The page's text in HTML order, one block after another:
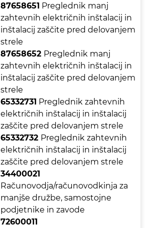
87658651 Preglednik manj
zahtevnih električnih inštalacij in
inštalacij zaščite pred delovanjem
strele
87658652 Preglednik manj
zahtevnih električnih inštalacij in
inštalacij zaščite pred delovanjem
strele
65332731 Preglednik zahtevnih
električnih inštalacij in inštalacij
zaščite pred delovanjem strele
65332732 Preglednik zahtevnih
električnih inštalacij in inštalacij
zaščite pred delovanjem strele
34400021
Računovodja/računovodkinja za
manjše družbe, samostojne
podjetnike in zavode
72600011